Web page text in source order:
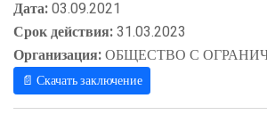
Дата:03.09.2021
Срок действия:31.03.2023
Организация:ОБЩЕСТВО С
📄 Скачать заключение